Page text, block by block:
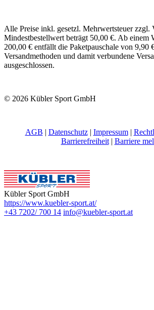
Alle Preise inkl. gesetzl. Mehrwertsteuer zzgl.
Mindestbestellwert beträgt 50,00 €. Ab einem
200,00 € entfällt die Paketpauschale von 9,90
Versandmethoden und damit verbundene
ausgeschlossen.
© 2026 Kübler Sport GmbH
AGB | Datenschutz| Impressum|
Barrierefreiheit| Barriere
Kübler Sport GmbH
https://www.kuebler-sport.at/
+43 7202/ 700 14 info@kuebler-sport.at